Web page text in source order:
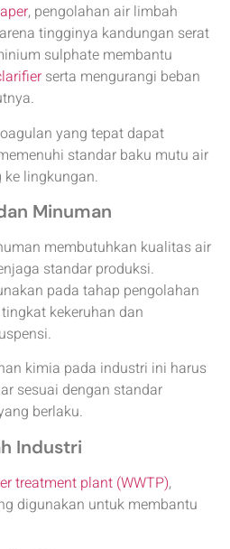
, pengolahan air limbah
tingginya kandungan serat
sulphate membantu
serta mengurangi beban
yang tepat dapat
standar baku mutu air
lingkungan.
Minuman
membutuhkan kualitas air
standar produksi.
pada tahap pengolahan
kekeruhan dan
kimia pada industri ini harus
sesuai dengan standar
berlaku.
Industri
treatment plant (WWTP),
digunakan untuk membantu